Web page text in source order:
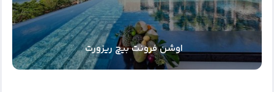
اوشن فرونت بیچ ریزورت